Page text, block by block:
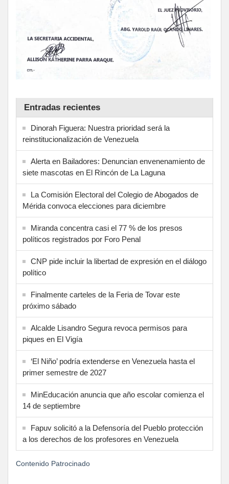
Entradas recientes
Dinorah Figuera: Nuestra prioridad será la
reinstitucionalización de Venezuela
Alerta en Bailadores: Denuncian envenenamiento de
siete mascotas en El Rincón de La Laguna
La Comisión Electoral del Colegio de Abogados de
Mérida convoca elecciones para diciembre
Miranda concentra casi el 77 % de los presos
políticos registrados por Foro Penal
CNP pide incluir la libertad de expresión en el diálogo
político
Finalmente carteles de la Feria de Tovar este
próximo sábado
Alcalde Lisandro Segura revoca permisos para
piques en El Vigía
‘El Niño’ podría extenderse en Venezuela hasta el
primer semestre de 2027
MinEducación anuncia que año escolar comienza el
14 de septiembre
Fapuv solicitó a la Defensoría del Pueblo protección
a los derechos de los profesores en Venezuela
Contenido Patrocinado